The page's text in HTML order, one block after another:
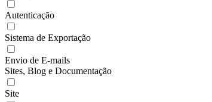
Autenticação
Sistema de Exportação
Envio de E-mails
Sites, Blog e Documentação
Site